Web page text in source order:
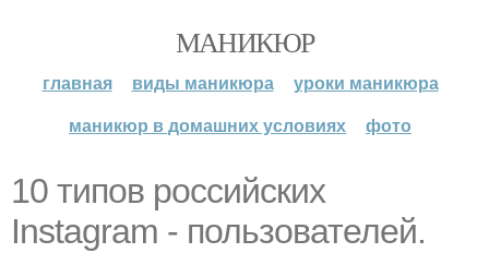
МАНИКЮР
главная виды маникюра
уроки маникюра
маникюр в домашних условиях
фото
10 типов российских
Instagram - пользователей.